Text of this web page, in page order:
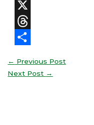
Facebook
X
Threads
← Previous Post
Next Post →